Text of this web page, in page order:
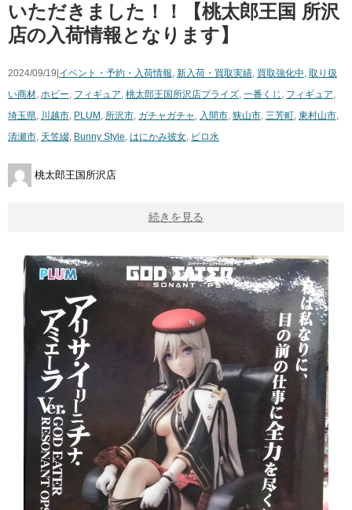
いただきました！！【桃太郎王国 所沢
店の入荷情報となります】
2024/09/19| イベント・予約・入荷情報, 新入荷・買取実績, 買取強化中, 取り扱
い商材, ホビー, フィギュア, 桃太郎王国所沢店プライズ, 一番くじ , フィギュア,
埼玉県, 川越市, PLUM , 所沢市, ガチャガチャ , 入間市, 狭山市, 三芳町, 東村山市,
清瀬市, 天笠綴, Bunny ​Style, はにかみ彼女, ピロ水
桃太郎王国所沢店
続きを見る